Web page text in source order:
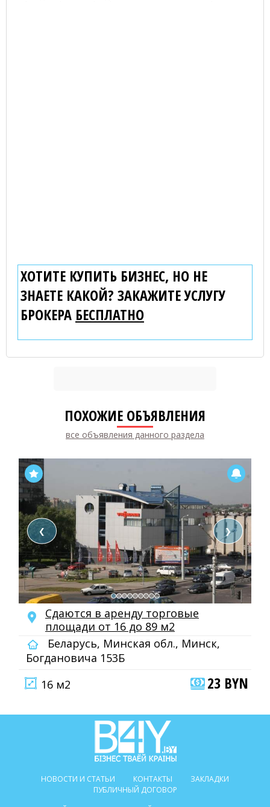
ХОТИТЕ КУПИТЬ БИЗНЕС, НО НЕ
ЗНАЕТЕ КАКОЙ? ЗАКАЖИТЕ УСЛУГУ
БРОКЕРА БЕСПЛАТНО
ПОХОЖИЕ ОБЪЯВЛЕНИЯ
все объявления данного раздела
❮ ❯
Сдаются в аренду торговые
площади от 16 до 89 м2
Беларусь, Минская обл., Минск,
Богдановича 153Б
16 м2
23 BYN
НОВОСТИ И СТАТЬИ КОНТАКТЫ
ЗАКЛАДКИ
ПУБЛИЧНЫЙ ДОГОВОР